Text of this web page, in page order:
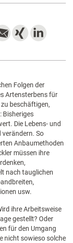
Folgen der
Artensterbens für
beschäftigen,
Bisheriges
Die Lebens- und
So
Anbaumethoden
müssen ihre
nach tauglichen
usw.
ihre Arbeitsweise
gestellt? Oder
für den Umgang
nicht sowieso solche